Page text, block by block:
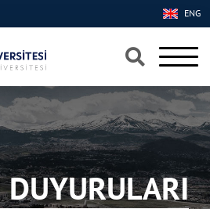
×
×
ENG
DUYURULARI